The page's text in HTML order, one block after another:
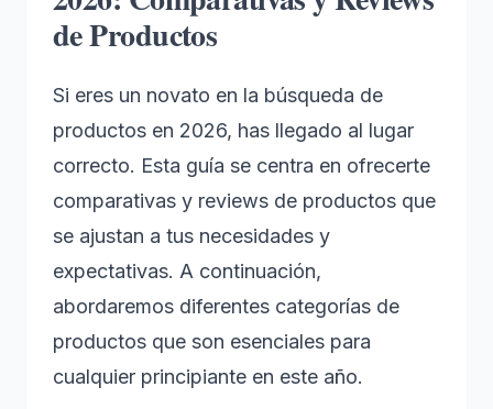
de Productos
Si eres un novato en la búsqueda de
productos en 2026, has llegado al lugar
correcto. Esta guía se centra en ofrecerte
comparativas y reviews de productos que
se ajustan a tus necesidades y
expectativas. A continuación,
abordaremos diferentes categorías de
productos que son esenciales para
cualquier principiante en este año.